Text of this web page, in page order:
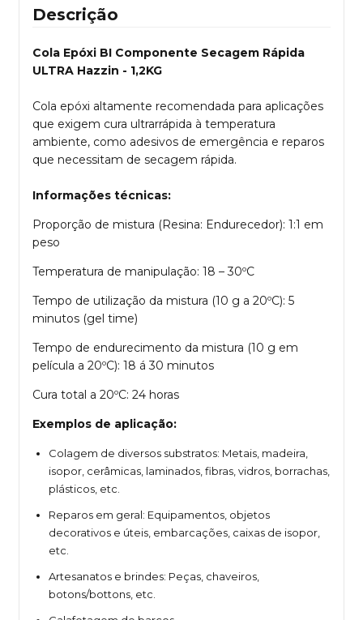
Descrição
Cola Epóxi BI Componente Secagem Rápida
ULTRA Hazzin - 1,2KG
Cola epóxi altamente recomendada para aplicações
que exigem cura ultrarrápida à temperatura
ambiente, como adesivos de emergência e reparos
que necessitam de secagem rápida.
Informações técnicas:
Proporção de mistura (Resina: Endurecedor): 1:1 em
peso
Temperatura de manipulação: 18 – 30ºC
Tempo de utilização da mistura (10 g a 20ºC): 5
minutos (gel time)
Tempo de endurecimento da mistura (10 g em
película a 20ºC): 18 á 30 minutos
Cura total a 20ºC: 24 horas
Exemplos de aplicação:
Colagem de diversos substratos: Metais, madeira,
isopor, cerâmicas, laminados, fibras, vidros, borrachas,
plásticos, etc.
Reparos em geral: Equipamentos, objetos
decorativos e úteis, embarcações, caixas de isopor,
etc.
Artesanatos e brindes: Peças, chaveiros,
botons/bottons, etc.